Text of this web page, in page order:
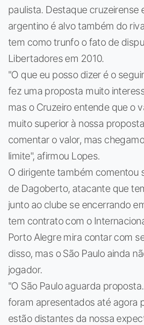
paulista. Destaque cruzeirense
argentino é alvo também do
tem como trunfo o fato de
Libertadores em 2010.
"O que eu posso dizer é o
fez uma proposta muito
mas o Cruzeiro entende que o
muito superior à nossa
comentar o valor, mas
limite", afirmou Lopes.
O dirigente também comentou
de Dagoberto, atacante que
junto ao clube se encerrando
tem contrato com o
Porto Alegre mira contar com
disso, mas o São Paulo ainda
jogador.
"O São Paulo aguarda
foram apresentados até agora
estão distantes da nossa